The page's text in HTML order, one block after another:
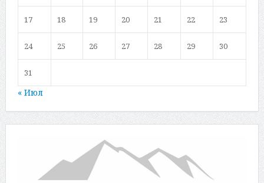
17 18 19 20 21 22 23
24 25 26 27 28 29 30
31
« Июл